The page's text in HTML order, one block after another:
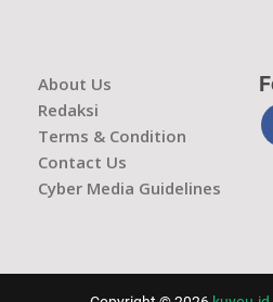
About Us
Redaksi
Terms & Condition
Contact Us
Cyber Media Guidelines